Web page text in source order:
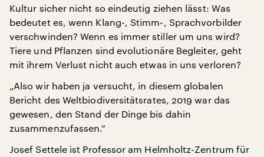
Kultur sicher nicht so eindeutig ziehen lässt: Was
bedeutet es, wenn Klang-, Stimm-, Sprachvorbilder
verschwinden? Wenn es immer stiller um uns wird?
Tiere und Pflanzen sind evolutionäre Begleiter, geht
mit ihrem Verlust nicht auch etwas in uns verloren?
„Also wir haben ja versucht, in diesem globalen
Bericht des Weltbiodiversitätsrates, 2019 war das
gewesen, den Stand der Dinge bis dahin
zusammenzufassen.“
Josef Settele ist Professor am Helmholtz-Zentrum für